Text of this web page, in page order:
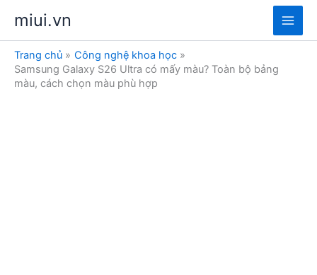
nội
dung
miui.vn
Main
Trang chủ
Công nghệ khoa học
Samsung Galaxy S26 Ultra có mấy màu? Toàn bộ bảng
màu, cách chọn màu phù hợp